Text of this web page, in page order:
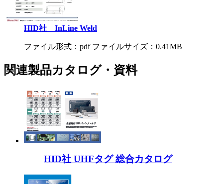
HID社 InLine Weld
ファイル形式：pdf ファイルサイズ：0.41MB
関連製品カタログ・資料
HID社 UHFタグ 総合カタログ